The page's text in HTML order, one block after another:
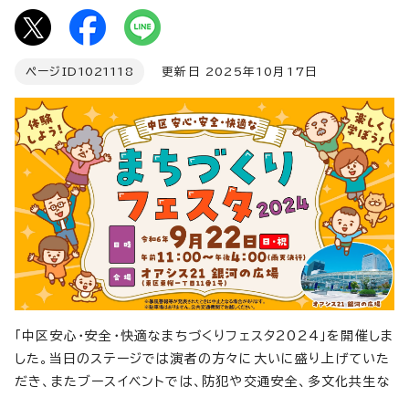
ページID 1021118 更新日 2025年10月17日
「中区安心・安全・快適なまちづくりフェスタ2024」を開催しま
した。当日のステージでは演者の方々に大いに盛り上げていた
だき、またブースイベントでは、防犯や交通安全、多文化共生な